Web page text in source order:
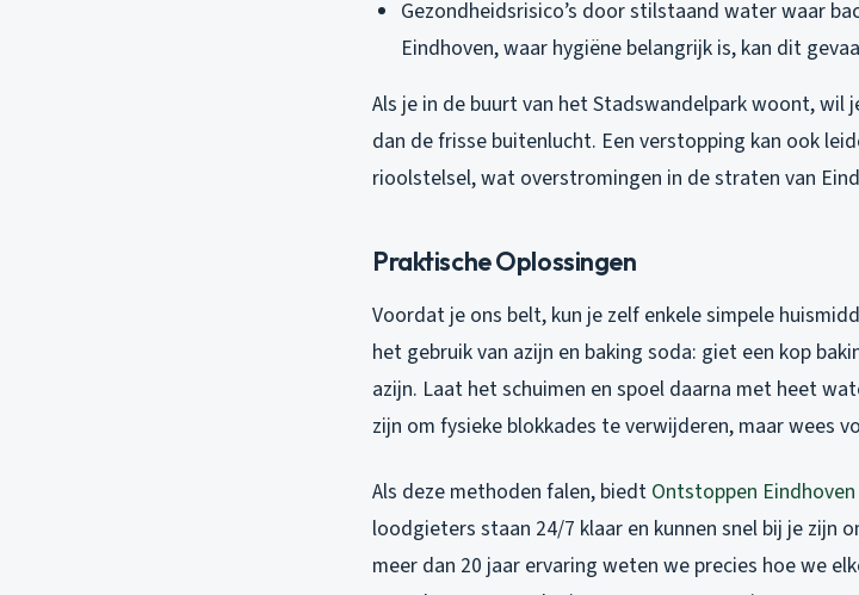
Gezondheidsrisico’s door stilstaand water waar
Eindhoven, waar hygiëne belangrijk is, kan dit
Als je in de buurt van het Stadswandelpark woont, wil
dan de frisse buitenlucht. Een verstopping kan ook
rioolstelsel, wat overstromingen in de straten van
Praktische Oplossingen
Voordat je ons belt, kun je zelf enkele simpele
het gebruik van azijn en baking soda: giet een kop
azijn. Laat het schuimen en spoel daarna met heet
zijn om fysieke blokkades te verwijderen, maar wees
Als deze methoden falen, biedt Ontstoppen Eindhoven
loodgieters staan 24/7 klaar en kunnen snel bij je zijn
meer dan 20 jaar ervaring weten we precies hoe we